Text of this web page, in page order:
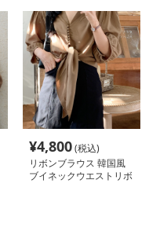
¥4,800(税込)
リボンブラウス 韓国風
ブイネックウエストリボ